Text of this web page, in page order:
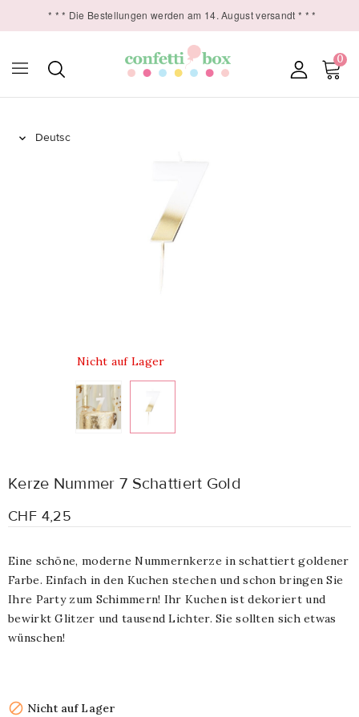
* * * Die Bestellungen werden am 14. August versandt * * *
0

Nicht auf Lager
Kerze Nummer 7 Schattiert Gold
CHF 4,25
Eine schöne, moderne Nummernkerze in schattiert goldener
Farbe. Einfach in den Kuchen stechen und schon bringen Sie
Ihre Party zum Schimmern! Ihr Kuchen ist dekoriert und
bewirkt Glitzer und tausend Lichter. Sie sollten sich etwas
wünschen!
 Nicht auf Lager